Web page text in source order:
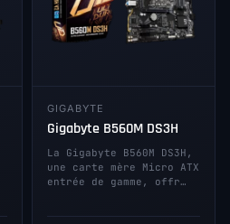
GIGABYTE
Gigabyte B560M DS3H
La Gigabyte B560M DS3H,
une carte mère Micro ATX
entrée de gamme, offr…